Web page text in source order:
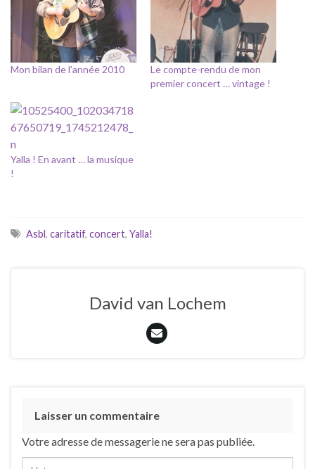
Mon bilan de l’année 2010
Le compte-rendu de mon
premier concert … vintage !
Yalla ! En avant … la musique
!
Asbl, caritatif, concert, Yalla!
David van Lochem
Laisser un commentaire
Votre adresse de messagerie ne sera pas publiée.